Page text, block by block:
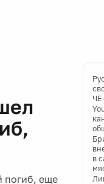
погиб, еще
в